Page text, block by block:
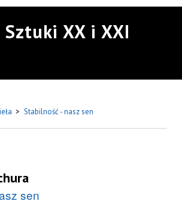
XX i XXI
> Stabilność - nasz sen
sen